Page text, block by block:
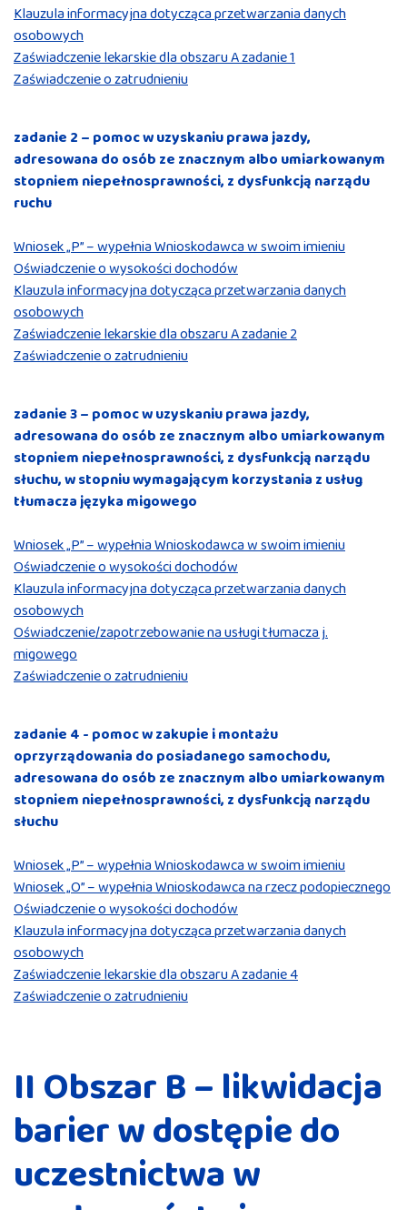
Klauzula informacyjna dotycząca przetwarzania danych
osobowych
Zaświadczenie lekarskie dla obszaru A zadanie 1
Zaświadczenie o zatrudnieniu
zadanie 2 – pomoc w uzyskaniu prawa jazdy,
adresowana do osób ze znacznym albo umiarkowanym
stopniem niepełnosprawności, z dysfunkcją narządu
ruchu
Wniosek „P” – wypełnia Wnioskodawca w swoim imieniu
Oświadczenie o wysokości dochodów
Klauzula informacyjna dotycząca przetwarzania danych
osobowych
Zaświadczenie lekarskie dla obszaru A zadanie 2
Zaświadczenie o zatrudnieniu
zadanie 3 – pomoc w uzyskaniu prawa jazdy,
adresowana do osób ze znacznym albo umiarkowanym
stopniem niepełnosprawności, z dysfunkcją narządu
słuchu, w stopniu wymagającym korzystania z usług
tłumacza języka migowego
Wniosek „P” – wypełnia Wnioskodawca w swoim imieniu
Oświadczenie o wysokości dochodów
Klauzula informacyjna dotycząca przetwarzania danych
osobowych
Oświadczenie/zapotrzebowanie na usługi tłumacza j.
migowego
Zaświadczenie o zatrudnieniu
zadanie 4 - pomoc w zakupie i montażu
oprzyrządowania do posiadanego samochodu,
adresowana do osób ze znacznym albo umiarkowanym
stopniem niepełnosprawności, z dysfunkcją narządu
słuchu
Wniosek „P” – wypełnia Wnioskodawca w swoim imieniu
Wniosek „O” – wypełnia Wnioskodawca na rzecz podopiecznego
Oświadczenie o wysokości dochodów
Klauzula informacyjna dotycząca przetwarzania danych
osobowych
Zaświadczenie lekarskie dla obszaru A zadanie 4
Zaświadczenie o zatrudnieniu
II Obszar B – likwidacja
barier w dostępie do
uczestnictwa w